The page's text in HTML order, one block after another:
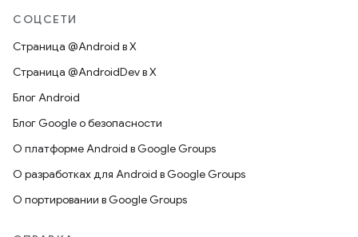
СОЦСЕТИ
Страница @Android в X
Страница @AndroidDev в X
Блог Android
Блог Google о безопасности
О платформе Android в Google Groups
О разработках для Android в Google Groups
О портировании в Google Groups